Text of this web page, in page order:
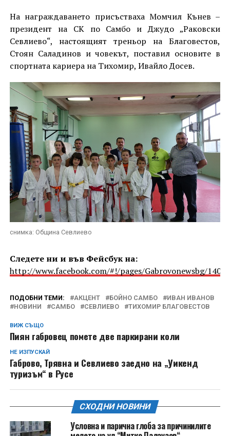
На награждаването присъстваха Момчил Кънев –
президент на СК по Самбо и Джудо „Раковски
Севлиево“, настоящият треньор на Благовестов,
Стоян Саладинов и човекът, поставил основите в
спортната кариера на Тихомир, Ивайло Досев.
снимка: Община Севлиево
Следете ни и във Фейсбук на:
http://www.facebook.com/#!/pages/Gabrovonewsbg/
ПОДОБНИ ТЕМИ: АКЦЕНТ БОЙНО САМБО
ИВАН ИВАНОВ
НОВИНИ
САМБО СЕВЛИЕВО ТИХОМИР БЛАГОВЕСТОВ
ВИЖ СЪЩО
Пиян габровец помете две паркирани коли
НЕ ИЗПУСКАЙ
Габрово, Трявна и Севлиево заедно на „Уикенд
туризъм“ в Русе
СХОДНИ НОВИНИ
Условна и парична глоба за причинилите